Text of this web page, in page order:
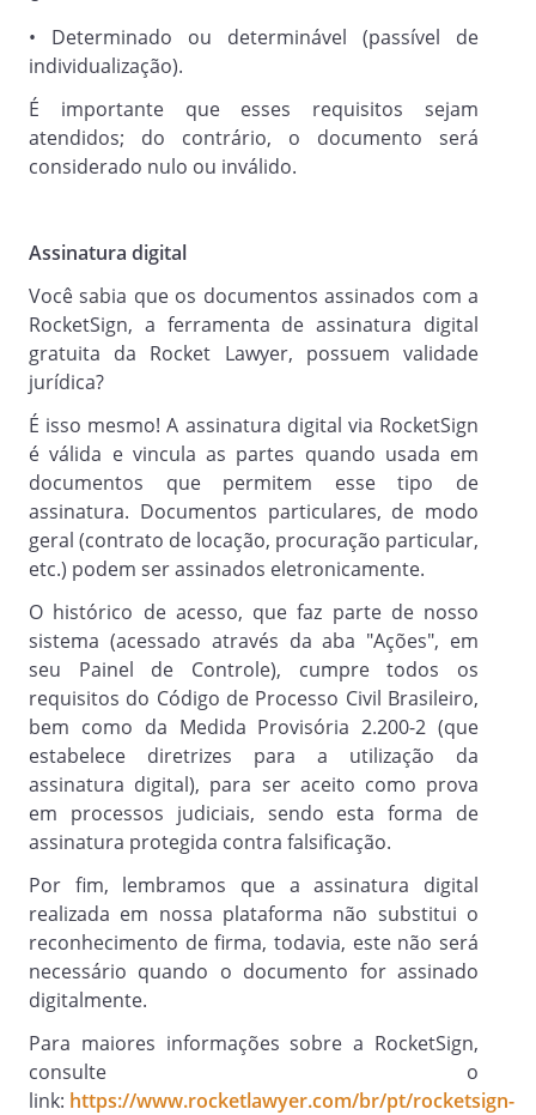
• Determinado ou determinável (passível de
individualização).
É importante que esses requisitos sejam
atendidos; do contrário, o documento será
considerado nulo ou inválido.
Assinatura digital
Você sabia que os documentos assinados com a
RocketSign, a ferramenta de assinatura digital
gratuita da Rocket Lawyer, possuem validade
jurídica?
É isso mesmo! A assinatura digital via RocketSign
é válida e vincula as partes quando usada em
documentos que permitem esse tipo de
assinatura. Documentos particulares, de modo
geral (contrato de locação, procuração particular,
etc.) podem ser assinados eletronicamente.
O histórico de acesso, que faz parte de nosso
sistema (acessado através da aba "Ações", em
seu Painel de Controle), cumpre todos os
requisitos do Código de Processo Civil Brasileiro,
bem como da Medida Provisória 2.200-2 (que
estabelece diretrizes para a utilização da
assinatura digital), para ser aceito como prova
em processos judiciais, sendo esta forma de
assinatura protegida contra falsificação.
Por fim, lembramos que a assinatura digital
realizada em nossa plataforma não substitui o
reconhecimento de firma, todavia, este não será
necessário quando o documento for assinado
digitalmente.
Para maiores informações sobre a RocketSign,
consulte o
link: https://www.rocketlawyer.com/br/pt/rocketsign-